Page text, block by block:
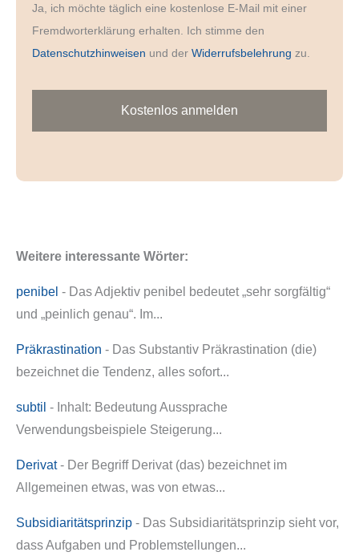
Ja, ich möchte täglich eine kostenlose E-Mail mit einer
Fremdworterklärung erhalten. Ich stimme den
Datenschutzhinweisen und der Widerrufsbelehrung zu.
Weitere interessante Wörter:
penibel - Das Adjektiv penibel bedeutet „sehr sorgfältig“
und „peinlich genau“. Im...
Präkrastination - Das Substantiv Präkrastination (die)
bezeichnet die Tendenz, alles sofort...
subtil - Inhalt: Bedeutung Aussprache
Verwendungsbeispiele Steigerung...
Derivat- Der Begriff Derivat (das) bezeichnet im
Allgemeinen etwas, was von etwas...
Subsidiaritätsprinzip - Das Subsidiaritätsprinzip sieht vor,
dass Aufgaben und Problemstellungen...